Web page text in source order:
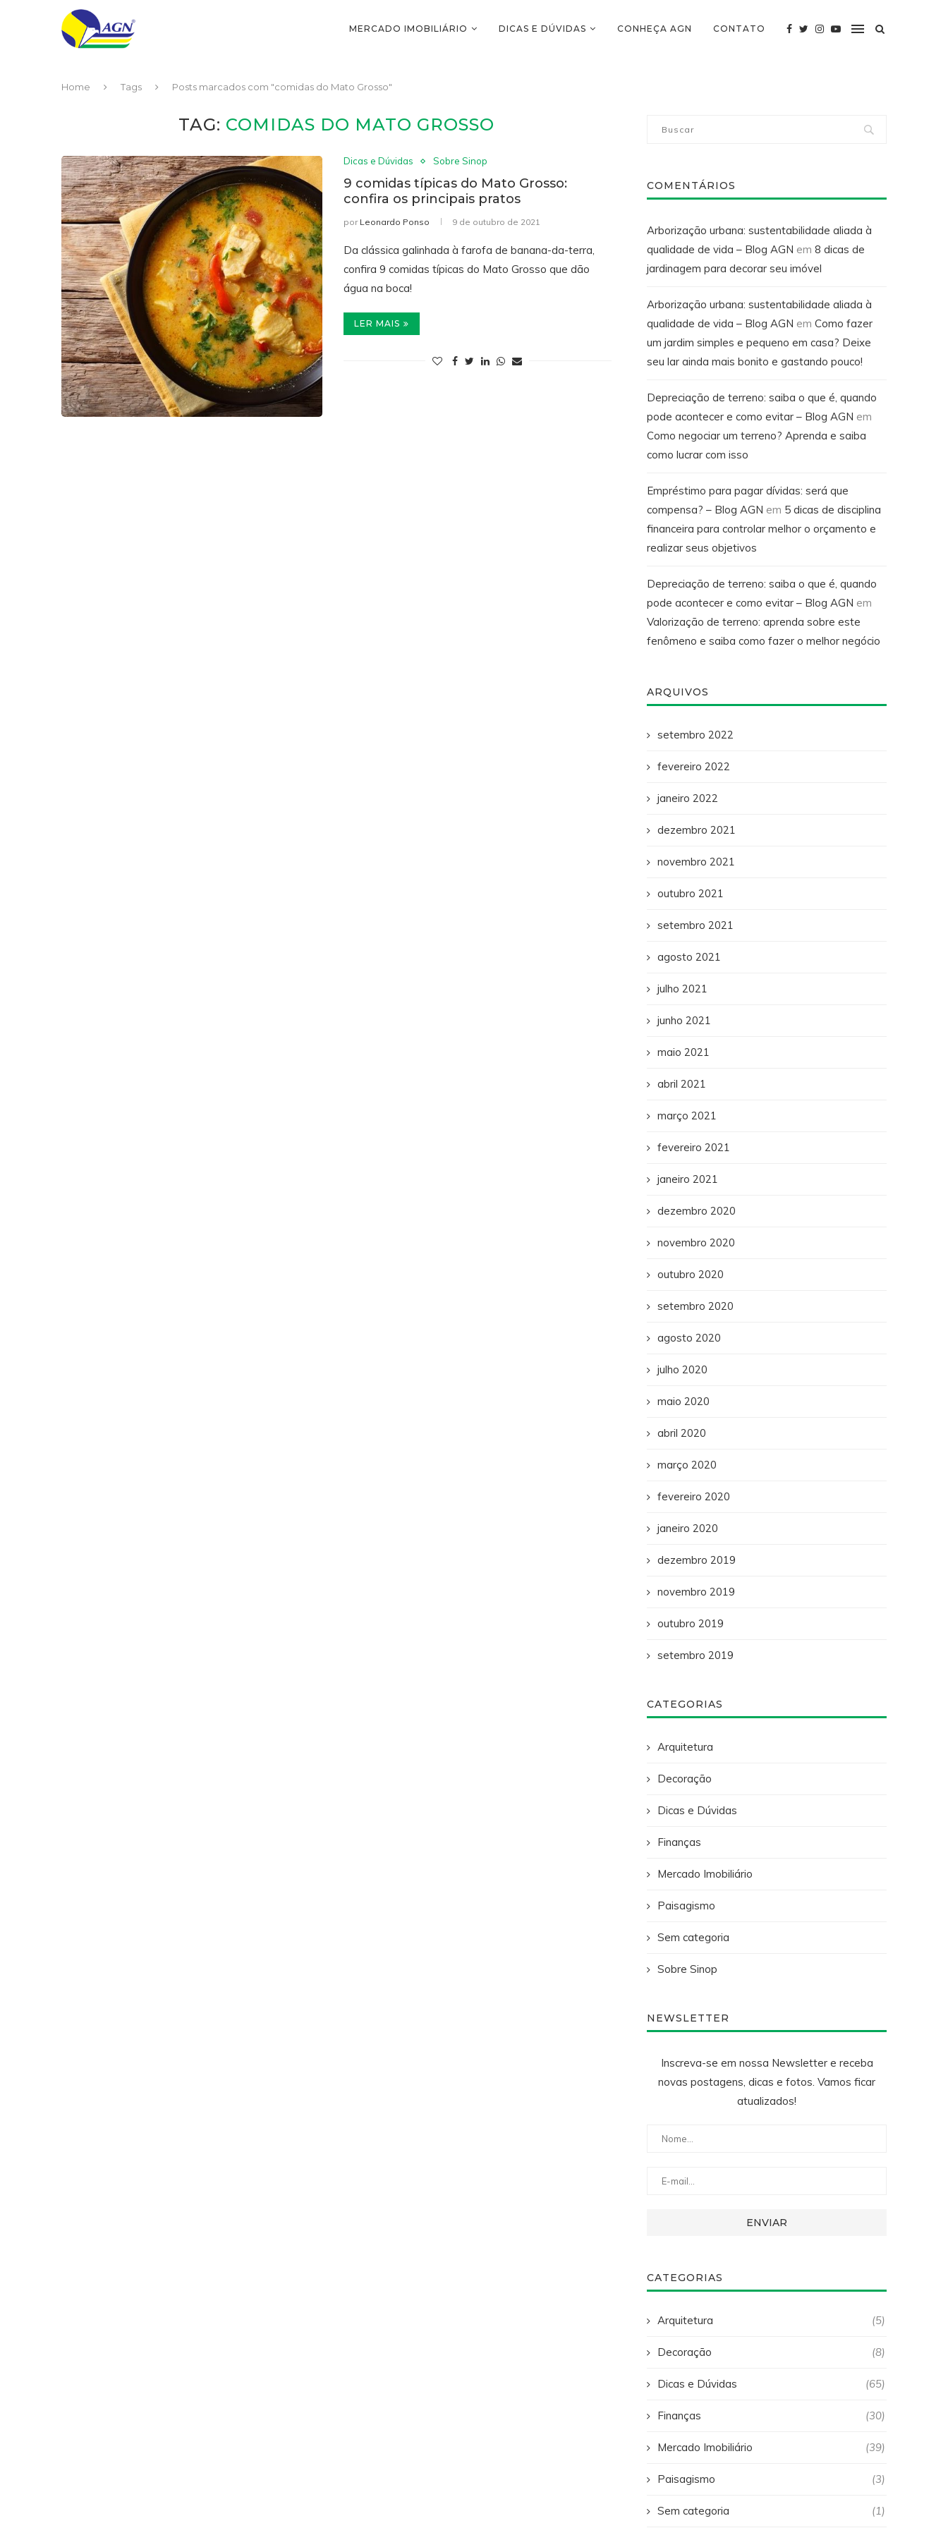
MERCADO IMOBILIÁRIO DICAS E DÚVIDAS CONHEÇA AGN CONTATO
Home Tags Posts marcados com "comidas do Mato Grosso"
TAG: COMIDAS DO MATO GROSSO
Dicas e Dúvidas Sobre Sinop
9 comidas típicas do Mato Grosso:
confira os principais pratos
por Leonardo Ponso 9 de outubro de 2021
Da clássica galinhada à farofa de banana-da-terra,
confira 9 comidas típicas do Mato Grosso que dão
água na boca!
LER MAIS
COMENTÁRIOS
Arborização urbana: sustentabilidade aliada à
qualidade de vida – Blog AGN em 8 dicas de
jardinagem para decorar seu imóvel
Arborização urbana: sustentabilidade aliada à
qualidade de vida – Blog AGN em Como fazer
um jardim simples e pequeno em casa? Deixe
seu lar ainda mais bonito e gastando pouco!
Depreciação de terreno: saiba o que é, quando
pode acontecer e como evitar – Blog AGN em
Como negociar um terreno? Aprenda e saiba
como lucrar com isso
Empréstimo para pagar dívidas: será que
compensa? – Blog AGN em 5 dicas de disciplina
financeira para controlar melhor o orçamento e
realizar seus objetivos
Depreciação de terreno: saiba o que é, quando
pode acontecer e como evitar – Blog AGN em
Valorização de terreno: aprenda sobre este
fenômeno e saiba como fazer o melhor negócio
ARQUIVOS
setembro 2022
fevereiro 2022
janeiro 2022
dezembro 2021
novembro 2021
outubro 2021
setembro 2021
agosto 2021
julho 2021
junho 2021
maio 2021
abril 2021
março 2021
fevereiro 2021
janeiro 2021
dezembro 2020
novembro 2020
outubro 2020
setembro 2020
agosto 2020
julho 2020
maio 2020
abril 2020
março 2020
fevereiro 2020
janeiro 2020
dezembro 2019
novembro 2019
outubro 2019
setembro 2019
CATEGORIAS
Arquitetura
Decoração
Dicas e Dúvidas
Finanças
Mercado Imobiliário
Paisagismo
Sem categoria
Sobre Sinop
NEWSLETTER
Inscreva-se em nossa Newsletter e receba
novas postagens, dicas e fotos. Vamos ficar
atualizados!
CATEGORIAS
Arquitetura (5)
Decoração (8)
Dicas e Dúvidas (65)
Finanças (30)
Mercado Imobiliário (39)
Paisagismo (3)
Sem categoria (1)